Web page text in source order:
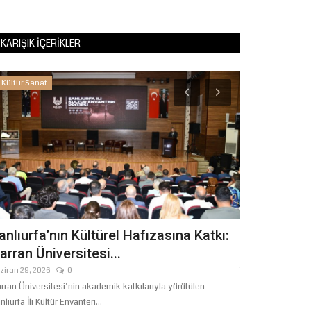
KARIŞIK İÇERIKLER
Kültür Sanat
Kültürel Hafızasına Katkı:
Üniversitesi...
29, 2026 0
Üniversitesi’nin akademik katkılarıyla yürütülen
İli Kültür Envanteri...